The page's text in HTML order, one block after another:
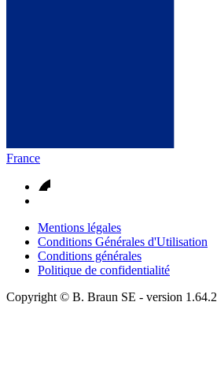
France
Mentions légales
Conditions Générales d'Utilisation
Conditions générales
Politique de confidentialité
Copyright © B. Braun SE - version 1.64.2